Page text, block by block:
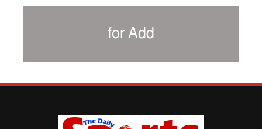
সাফের হ্যাটট্রিক মিশনে থাইল্যান্ডের পথে আফঈদারা
বায়ার্নকে বিদায় করে ফাইনালে পিএসজি
আগামী বছর থেকে শিক্ষাক্ষেত্রে খেলাধুলা বাধ্যতামূলক করা হবে:
পাকিস্তানের বিপক্ষে টেস্টের আগে বাংলাদেশের প্রস্তুতি নিয়ে
for Add